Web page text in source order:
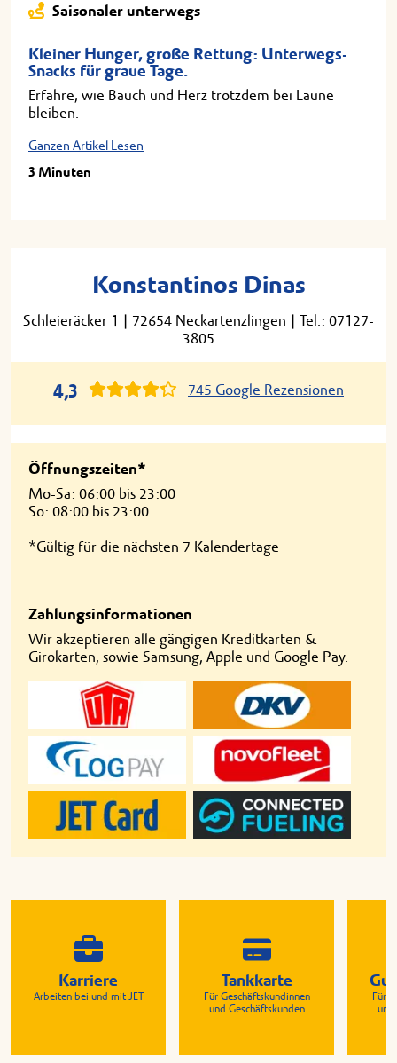
Saisonaler unterwegs
Kleiner Hunger, große Rettung: Unterwegs-
Snacks für graue Tage.
Erfahre, wie Bauch und Herz trotzdem bei Laune
bleiben.
Ganzen Artikel Lesen
3 Minuten
Konstantinos Dinas
Schleieräcker 1 72654 Neckartenzlingen
Tel.: 07127-
3805
4,3 745 Google Rezensionen
Öffnungszeiten*
Mo-Sa: 06:00 bis 23:00
So: 08:00 bis 23:00
*Gültig für die nächsten 7 Kalendertage
Zahlungsinformationen
Wir akzeptieren alle gängigen Kreditkarten &
Girokarten, sowie Samsung, Apple und Google Pay.
Karriere
Arbeiten bei und mit JET
Tankkarte
Für Geschäftskundinnen
und Geschäftskunden
Für
und